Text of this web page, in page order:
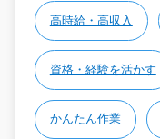
高時給・高収入
資格・経験を活かす
かんたん作業